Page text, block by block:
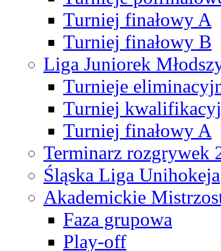
Turniej finałowy A
Turniej finałowy B
Liga Juniorek
Turnieje
Turniej
Turniej finałowy A
Terminarz rozgrywek
Śląska Liga Unihokeja
Akademickie
Faza grupowa
Play-off